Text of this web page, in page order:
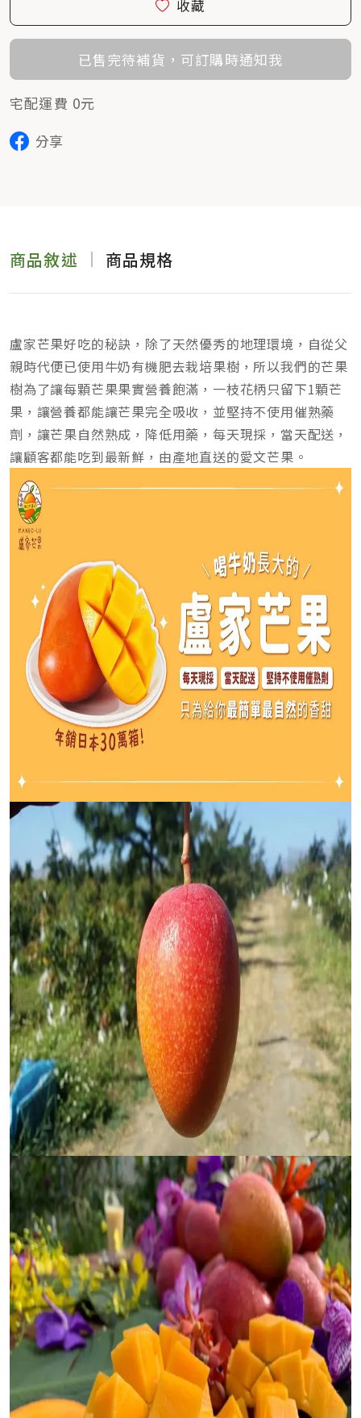
收藏
已售完待補貨，可訂購時通知我
宅配運費 0元
分享
商品敘述 商品規格
盧家芒果好吃的秘訣，除了天然優秀的地理環境，自從父
親時代便已使用牛奶有機肥去栽培果樹，所以我們的芒果
樹為了讓每顆芒果果實營養飽滿，一枝花柄只留下1顆芒
果，讓營養都能讓芒果完全吸收，並堅持不使用催熟藥
劑，讓芒果自然熟成，降低用藥，每天現採，當天配送，
讓顧客都能吃到最新鮮，由產地直送的愛文芒果。